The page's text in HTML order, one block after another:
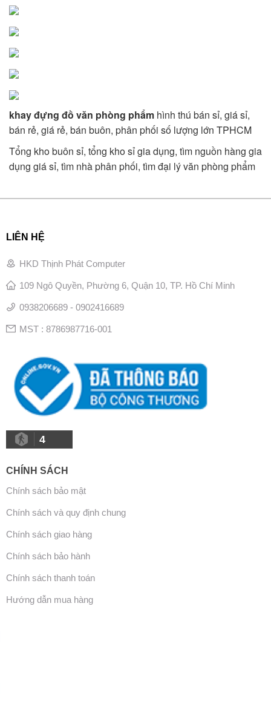
khay đựng đồ văn phòng phẩm hình thú bán sỉ, giá sỉ,
bán rẻ, giá rẻ, bán buôn, phân phối số lượng lớn TPHCM
Tổng kho buôn sỉ, tổng kho sỉ gia dụng, tìm nguồn hàng gia
dụng giá sỉ, tìm nhà phân phối, tìm đại lý văn phòng phẩm
LIÊN HỆ
HKD Thịnh Phát Computer
109 Ngô Quyền, Phường 6, Quận 10, TP. Hồ Chí Minh
0938206689 - 0902416689
MST : 8786987716-001
4
CHÍNH SÁCH
Chính sách bảo mật
Chính sách và quy định chung
Chính sách giao hàng
Chính sách bảo hành
Chính sách thanh toán
Hướng dẫn mua hàng